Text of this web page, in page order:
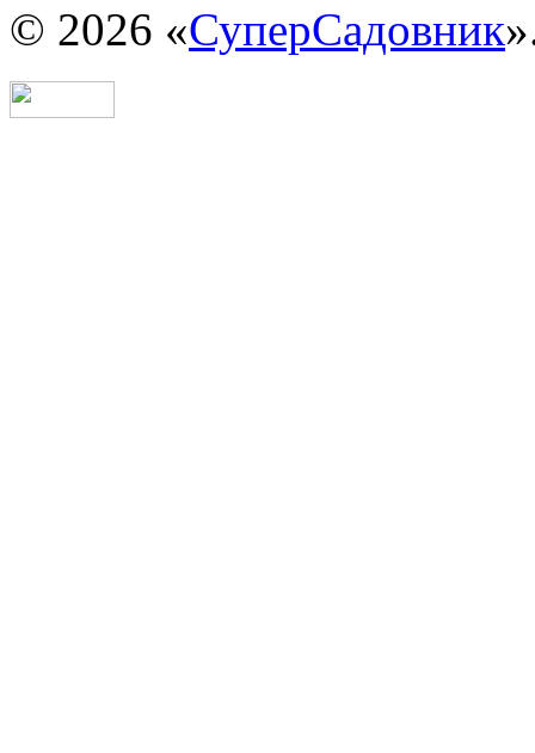
© 2026 «СуперСадовник